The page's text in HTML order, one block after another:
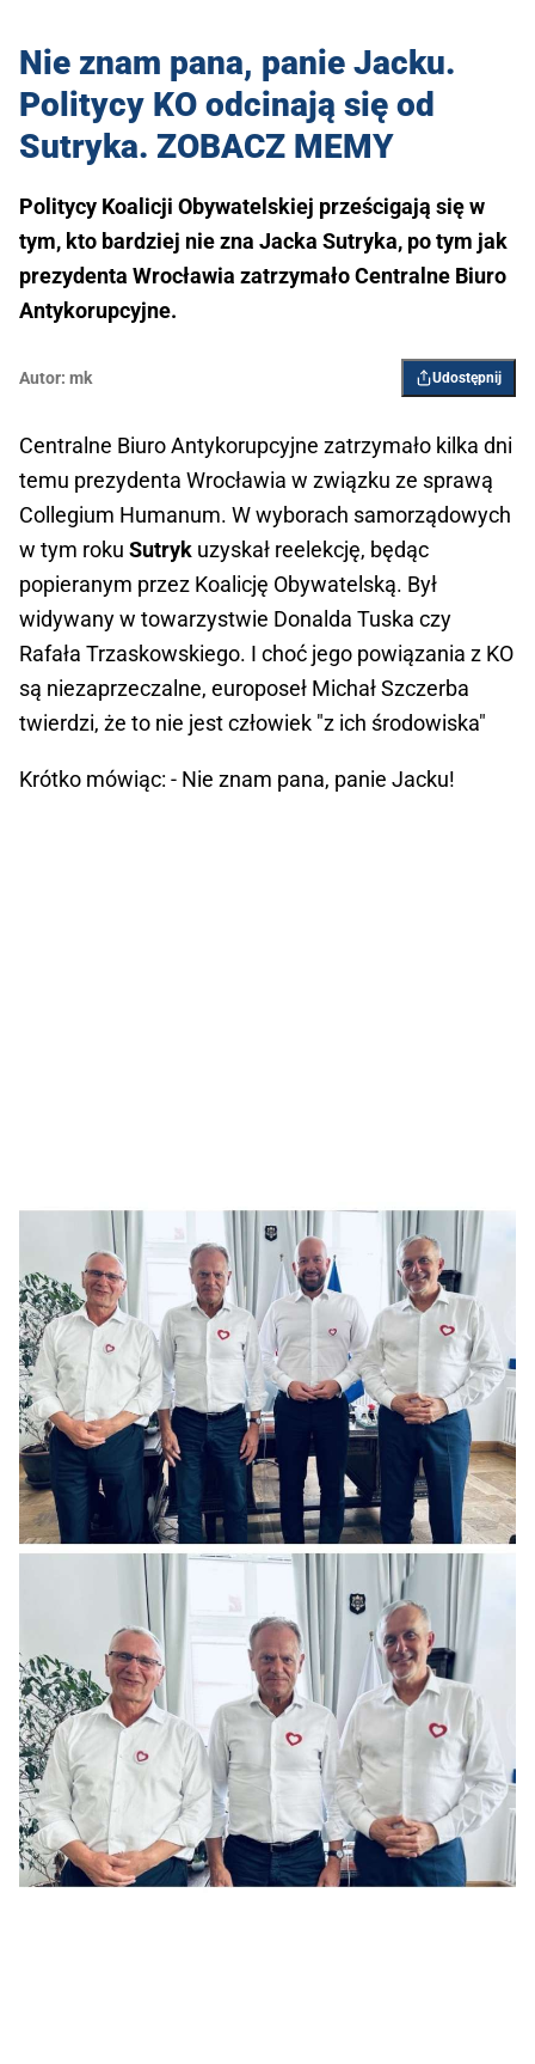
Nie znam pana, panie Jacku.
Politycy KO odcinają się od
Sutryka. ZOBACZ MEMY
Politycy Koalicji Obywatelskiej prześcigają się w
tym, kto bardziej nie zna Jacka Sutryka, po tym jak
prezydenta Wrocławia zatrzymało Centralne Biuro
Antykorupcyjne.
Autor: mk Udostępnij
Centralne Biuro Antykorupcyjne zatrzymało kilka dni
temu prezydenta Wrocławia w związku ze sprawą
Collegium Humanum. W wyborach samorządowych
w tym roku Sutryk uzyskał reelekcję, będąc
popieranym przez Koalicję Obywatelską. Był
widywany w towarzystwie Donalda Tuska czy
Rafała Trzaskowskiego. I choć jego powiązania z KO
są niezaprzeczalne, europoseł Michał Szczerba
twierdzi, że to nie jest człowiek "z ich środowiska"
Krótko mówiąc: - Nie znam pana, panie Jacku!